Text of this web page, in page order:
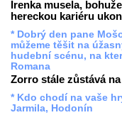
Irenka musela,
hereckou kariéru
* Dobrý den pane
můžeme těšit na
hudební scénu, na
Romana
Zorro stále zůstává
* Kdo chodí na vaše
Jarmila, Hodonín